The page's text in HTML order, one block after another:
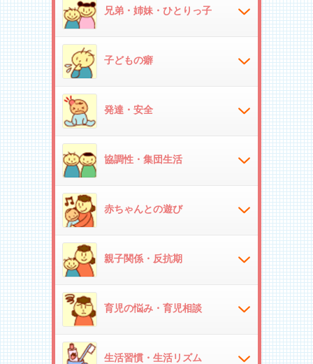
兄弟・姉妹・ひとりっ子
子どもの癖
発達・安全
協調性・集団生活
赤ちゃんとの遊び
親子関係・反抗期
育児の悩み・育児相談
生活習慣・生活リズム